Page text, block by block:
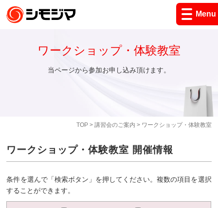
Menu
TOP> 講習会のご案内 > ワークショップ・体験教室
ワークショップ・体験教室
当ページから参加お申し込み頂けます。
ワークショップ・体験教室 開催情報
条件を選んで「検索ボタン」を押してください。複数の項目を選択
することができます。